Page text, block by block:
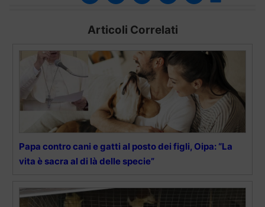
Articoli Correlati
Papa contro cani e gatti al posto dei figli, Oipa: “La
vita è sacra al di là delle specie”